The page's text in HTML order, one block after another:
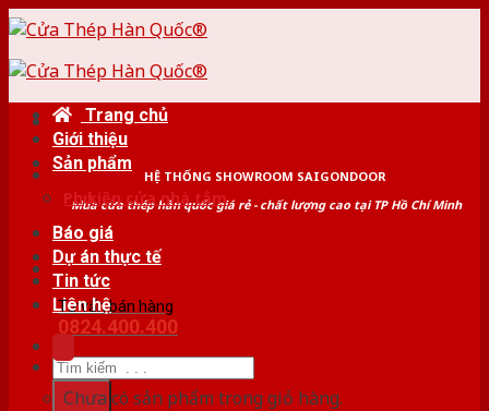
Skip
content
HỆ THỐNG SHOWROOM SAIGONDOOR
Mua cửa thép hàn quốc giá rẻ - chất lượng cao tại TP Hồ Chí Minh
Tư vấn bán hàng
0824.400.400
Tìm
kiếm:
Trang chủ
Giới thiệu
Sản phẩm
Phụ kiện cửa nhà tắm
Báo giá
Dự án thực tế
Tin tức
Liên hệ
Chưa có sản phẩm trong giỏ hàng.